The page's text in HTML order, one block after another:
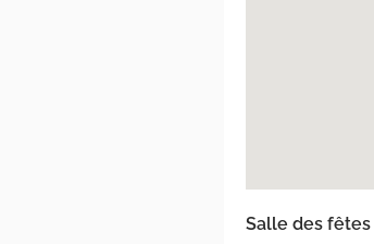
Salle des